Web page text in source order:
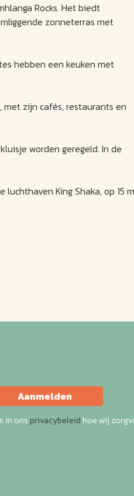
Rocks. Het biedt
zonneterras met
hebben een keuken met
zijn cafés, restaurants en
worden geregeld. In de
King Shaka, op
Aanmelden
in ons privacybeleid hoe wij